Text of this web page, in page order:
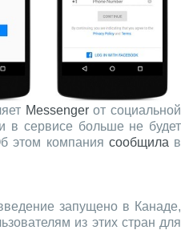
Messengerот социальной
в сервисе больше не будет
этом компания сообщила в
запущено в Канаде,
из этих стран для